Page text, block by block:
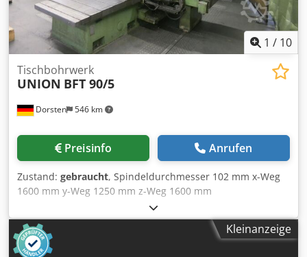
1 / 10
Dorsten 546 km
Tischbohrwerk
UNION BFT 90/5
Preisinfo Anrufen
Zustand: gebraucht, Spindeldurchmesser 102 mm x-Weg
1600 mm y-Weg 1250 mm z-Weg 1600 mm
Spindelaufnahme ISO 50 Bohrspindelhub 710 mm
Hauptantriebsmotor 11 kW Drehzahl 1600 U/min Dodpfx
Aceyqvmao Tock Vorschub 4000 mm/min Steuerung
Heidenhain Typ TNC 135 T-Nuten - Breite 22 mm T-Nuten -
Kleinanzeige